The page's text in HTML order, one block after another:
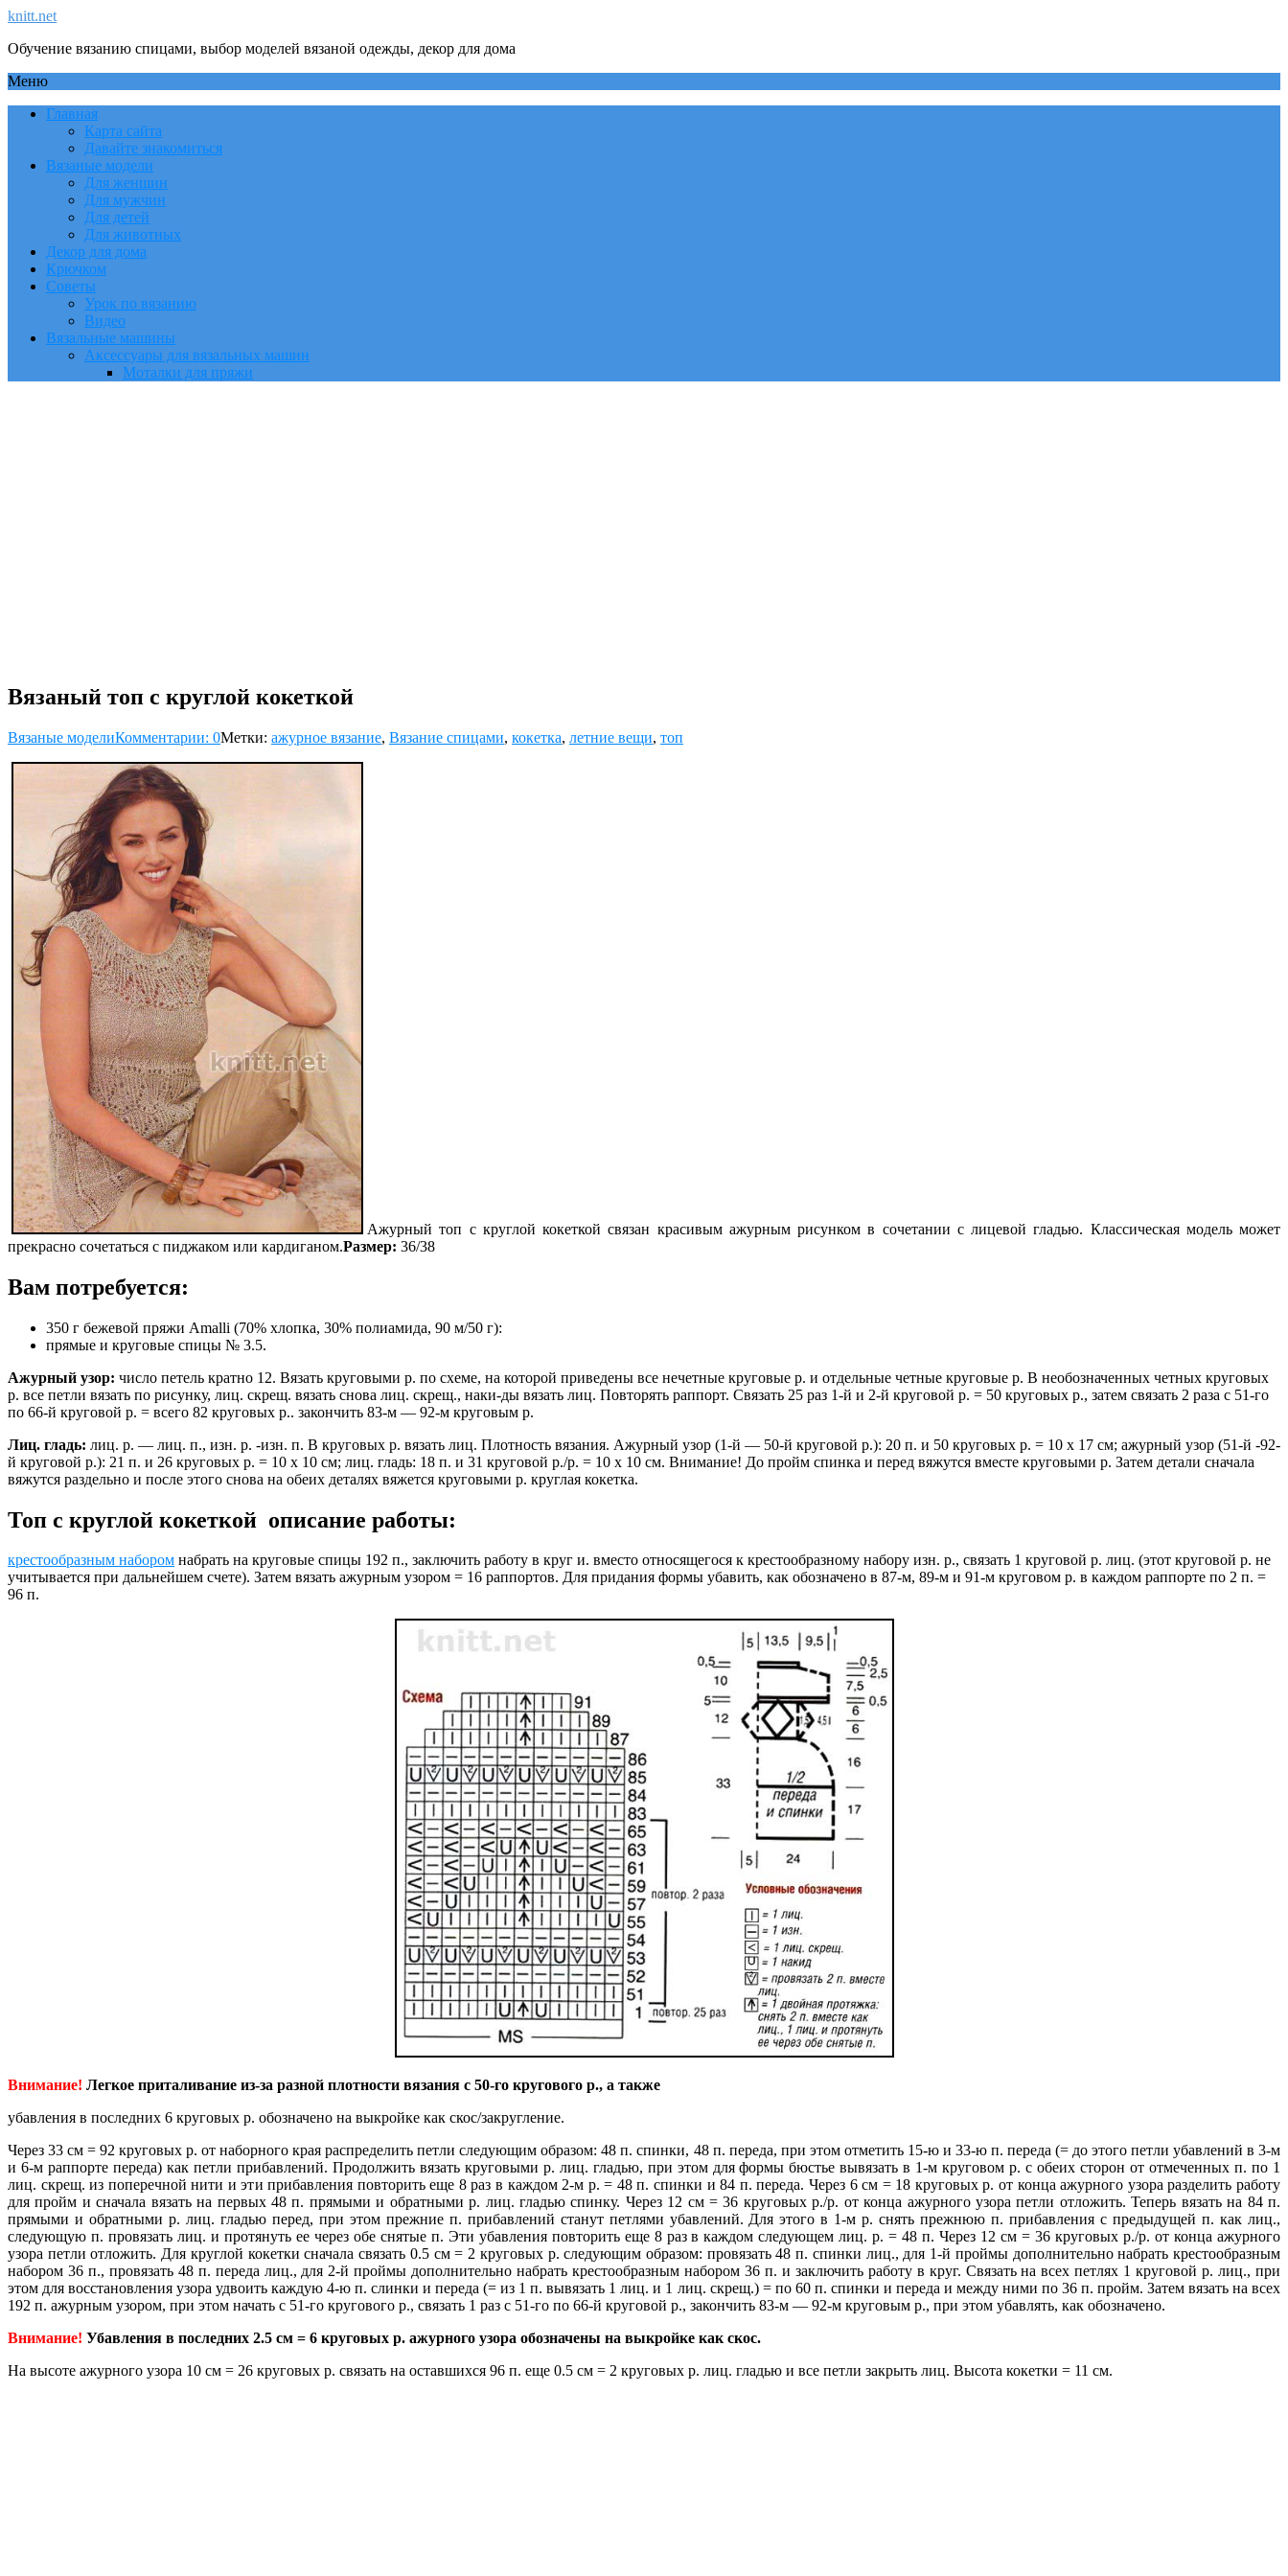
knitt.net
Обучение вязанию спицами, выбор моделей вязаной одежды, декор для дома
Меню
Главная
Карта сайта
Давайте знакомиться
Вязаные модели
Для женщин
Для мужчин
Для детей
Для животных
Декор для дома
Крючком
Советы
Урок по вязанию
Видео
Вязальные машины
Аксессуары для вязальных машин
Моталки для пряжи
Вязаный топ с круглой кокеткой
Вязаные моделиКомментарии: 0Метки: ажурное вязание, Вязание спицами, кокетка, летние вещи, топ
Ажурный топ с круглой кокеткой связан красивым ажурным рисунком в сочетании с лицевой гладью. Классическая модель может
прекрасно сочетаться с пиджаком или кардиганом.Размер: 36/38
Вам потребуется:
350 г бежевой пряжи Amalli (70% хлопка, 30% полиамида, 90 м/50 г):
прямые и круговые спицы № 3.5.
Ажурный узор: число петель кратно 12. Вязать круговыми р. по схеме, на которой приведены все нечетные круговые р. и отдельные четные круговые р. В необозначенных четных круговых
р. все петли вязать по рисунку, лиц. скрещ. вязать снова лиц. скрещ., наки-ды вязать лиц. Повторять раппорт. Связать 25 раз 1-й и 2-й круговой р. = 50 круговых р., затем связать 2 раза с 51-го
по 66-й круговой р. = всего 82 круговых р.. закончить 83-м — 92-м круговым р.
Лиц. гладь: лиц. р. — лиц. п., изн. р. -изн. п. В круговых р. вязать лиц. Плотность вязания. Ажурный узор (1-й — 50-й круговой р.): 20 п. и 50 круговых р. = 10 х 17 см; ажурный узор (51-й -92-
й круговой р.): 21 п. и 26 круговых р. = 10 х 10 см; лиц. гладь: 18 п. и 31 круговой р./р. = 10 х 10 см. Внимание! До пройм спинка и перед вяжутся вместе круговыми р. Затем детали сначала
вяжутся раздельно и после этого снова на обеих деталях вяжется круговыми р. круглая кокетка.
Топ с круглой кокеткой описание работы:
крестообразным набором набрать на круговые спицы 192 п., заключить работу в круг и. вместо относящегося к крестообразному набору изн. р., связать 1 круговой р. лиц. (этот круговой р. не
учитывается при дальнейшем счете). Затем вязать ажурным узором = 16 раппортов. Для придания формы убавить, как обозначено в 87-м, 89-м и 91-м круговом р. в каждом раппорте по 2 п. =
96 п.
Внимание! Легкое приталивание из-за разной плотности вязания с 50-го кругового р., а также
убавления в последних 6 круговых р. обозначено на выкройке как скос/закругление.
Через 33 см = 92 круговых р. от наборного края распределить петли следующим образом: 48 п. спинки, 48 п. переда, при этом отметить 15-ю и 33-ю п. переда (= до этого петли убавлений в 3-м
и 6-м раппорте переда) как петли прибавлений. Продолжить вязать круговыми р. лиц. гладью, при этом для формы бюстье вывязать в 1-м круговом р. с обеих сторон от отмеченных п. по 1
лиц. скрещ. из поперечной нити и эти прибавления повторить еще 8 раз в каждом 2-м р. = 48 п. спинки и 84 п. переда. Через 6 см = 18 круговых р. от конца ажурного узора разделить работу
для пройм и сначала вязать на первых 48 п. прямыми и обратными р. лиц. гладью спинку. Через 12 см = 36 круговых р./р. от конца ажурного узора петли отложить. Теперь вязать на 84 п.
прямыми и обратными р. лиц. гладью перед, при этом прежние п. прибавлений станут петлями убавлений. Для этого в 1-м р. снять прежнюю п. прибавления с предыдущей п. как лиц.,
следующую п. провязать лиц. и протянуть ее через обе снятые п. Эти убавления повторить еще 8 раз в каждом следующем лиц. р. = 48 п. Через 12 см = 36 круговых р./р. от конца ажурного
узора петли отложить. Для круглой кокетки сначала связать 0.5 см = 2 круговых р. следующим образом: провязать 48 п. спинки лиц., для 1-й проймы дополнительно набрать крестообразным
набором 36 п., провязать 48 п. переда лиц., для 2-й проймы дополнительно набрать крестообразным набором 36 п. и заключить работу в круг. Связать на всех петлях 1 круговой р. лиц., при
этом для восстановления узора удвоить каждую 4-ю п. слинки и переда (= из 1 п. вывязать 1 лиц. и 1 лиц. скрещ.) = по 60 п. спинки и переда и между ними по 36 п. пройм. Затем вязать на всех
192 п. ажурным узором, при этом начать с 51-го кругового р., связать 1 раз с 51-го по 66-й круговой р., закончить 83-м — 92-м круговым р., при этом убавлять, как обозначено.
Внимание! Убавления в последних 2.5 см = 6 круговых р. ажурного узора обозначены на выкройке как скос.
На высоте ажурного узора 10 см = 26 круговых р. связать на оставшихся 96 п. еще 0.5 см = 2 круговых р. лиц. гладью и все петли закрыть лиц. Высота кокетки = 11 см.